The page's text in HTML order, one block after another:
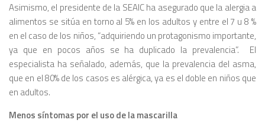
Asimismo, el presidente de la SEAIC ha asegurado que la alergia a
alimentos se sitúa en torno al 5% en los adultos y entre el 7 u 8 %
en el caso de los niños, “adquiriendo un protagonismo importante,
ya que en pocos años se ha duplicado la prevalencia”. El
especialista ha señalado, además, que la prevalencia del asma,
que en el 80% de los casos es alérgica, ya es el doble en niños que
en adultos.
Menos síntomas por el uso de la mascarilla